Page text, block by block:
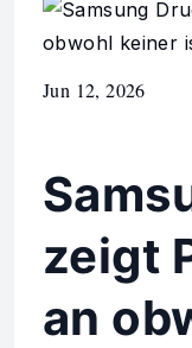
Jun 12, 2026
zeigt
an